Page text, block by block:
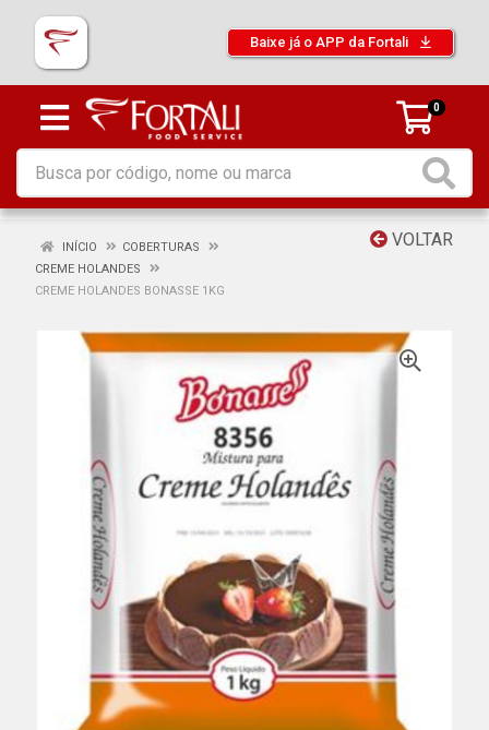
Baixe já o APP da Fortali
0
VOLTAR
INÍCIO
COBERTURAS
CREME HOLANDES
CREME HOLANDES BONASSE 1KG